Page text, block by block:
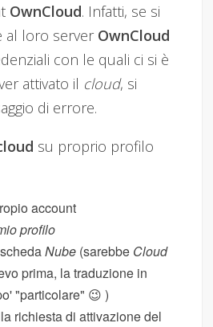
OwnCloud. Infatti, se si
al loro server OwnCloud
con le quali ci si è
attivato il cloud, si
di errore.
su proprio profilo
account
profilo
Nube (sarebbe Cloud
prima, la traduzione in
"particolare" 😉 )
richiesta di attivazione del